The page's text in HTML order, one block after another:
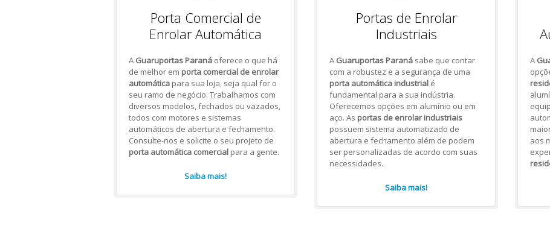
Porta Comercial de
Enrolar Automática
A Guaruportas Paranáoferece o que há
de melhor em porta comercial de enrolar
automáticapara sua loja, seja qual for o
seu ramo de negócio. Trabalhamos com
diversos modelos, fechados ou vazados,
todos com motores e sistemas
automáticos de abertura e fechamento.
Consulte-nos e solicite o seu projeto de
porta automática comercialpara a gente.
Saiba mais!
Portas de Enrolar
Industriais
A Guaruportas Paranásabe que contar
com a robustez e a segurança de uma
porta automática industrialé
fundamental para a sua indústria.
Oferecemos opções em alumínio ou em
aço. As portas de enrolar industriais
possuem sistema automatizado de
abertura e fechamento além de podem
ser personalizadas de acordo com suas
necessidades.
Saiba mais!
A
aos